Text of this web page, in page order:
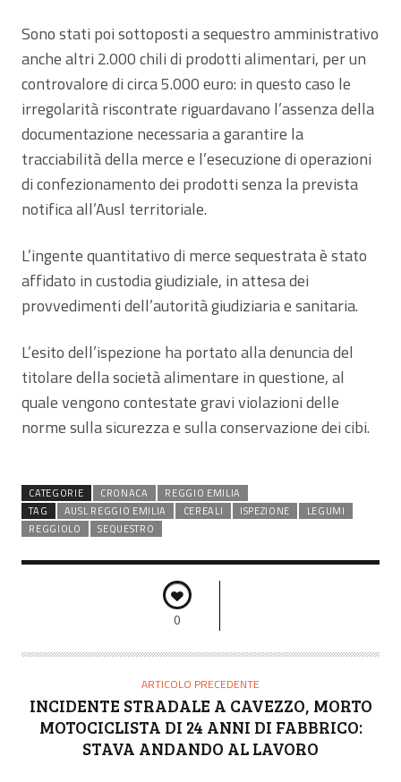
Sono stati poi sottoposti a sequestro amministrativo
anche altri 2.000 chili di prodotti alimentari, per un
controvalore di circa 5.000 euro: in questo caso le
irregolarità riscontrate riguardavano l’assenza della
documentazione necessaria a garantire la
tracciabilità della merce e l’esecuzione di operazioni
di confezionamento dei prodotti senza la prevista
notifica all’Ausl territoriale.
L’ingente quantitativo di merce sequestrata è stato
affidato in custodia giudiziale, in attesa dei
provvedimenti dell’autorità giudiziaria e sanitaria.
L’esito dell’ispezione ha portato alla denuncia del
titolare della società alimentare in questione, al
quale vengono contestate gravi violazioni delle
norme sulla sicurezza e sulla conservazione dei cibi.
CATEGORIE CRONACA
REGGIO EMILIA
TAG
AUSL REGGIO EMILIA CEREALI ISPEZIONE
LEGUMI
REGGIOLO
SEQUESTRO
0
ARTICOLO PRECEDENTE
INCIDENTE STRADALE A CAVEZZO, MORTO
MOTOCICLISTA DI 24 ANNI DI FABBRICO:
STAVA ANDANDO AL LAVORO